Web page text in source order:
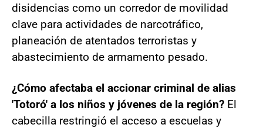
disidencias como un corredor de movilidad
clave para actividades de narcotráfico,
planeación de atentados terroristas y
abastecimiento de armamento pesado.
¿Cómo afectaba el accionar criminal de alias
'Totoró' a los niños y jóvenes de la región? El
cabecilla restringió el acceso a escuelas y